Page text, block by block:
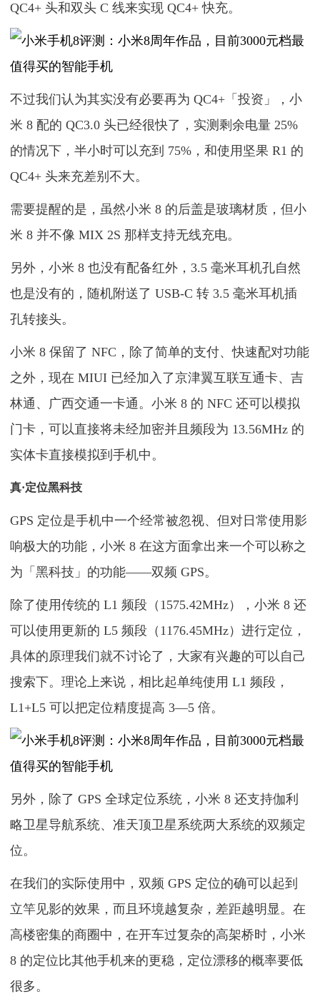
QC4+ 头和双头 C 线来实现 QC4+ 快充。
不过我们认为其实没有必要再为 QC4+「投资」，小
米 8 配的 QC3.0 头已经很快了，实测剩余电量 25%
的情况下，半小时可以充到 75%，和使用坚果 R1 的
QC4+ 头来充差别不大。
需要提醒的是，虽然小米 8 的后盖是玻璃材质，但小
米 8 并不像 MIX 2S 那样支持无线充电。
另外，小米 8 也没有配备红外，3.5 毫米耳机孔自然
也是没有的，随机附送了 USB-C 转 3.5 毫米耳机插
孔转接头。
小米 8 保留了 NFC，除了简单的支付、快速配对功能
之外，现在 MIUI 已经加入了京津翼互联互通卡、吉
林通、广西交通一卡通。小米 8 的 NFC 还可以模拟
门卡，可以直接将未经加密并且频段为 13.56MHz 的
实体卡直接模拟到手机中。
真·定位黑科技
GPS 定位是手机中一个经常被忽视、但对日常使用影
响极大的功能，小米 8 在这方面拿出来一个可以称之
为「黑科技」的功能——双频 GPS。
除了使用传统的 L1 频段（1575.42MHz），小米 8 还
可以使用更新的 L5 频段（1176.45MHz）进行定位，
具体的原理我们就不讨论了，大家有兴趣的可以自己
搜索下。理论上来说，相比起单纯使用 L1 频段，
L1+L5 可以把定位精度提高 3—5 倍。
另外，除了 GPS 全球定位系统，小米 8 还支持伽利
略卫星导航系统、准天顶卫星系统两大系统的双频定
位。
在我们的实际使用中，双频 GPS 定位的确可以起到
立竿见影的效果，而且环境越复杂，差距越明显。在
高楼密集的商圈中，在开车过复杂的高架桥时，小米
8 的定位比其他手机来的更稳，定位漂移的概率要低
很多。